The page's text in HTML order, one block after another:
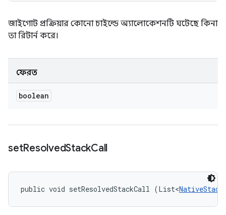
জাইগোট প্রক্রিয়ার কোনো চাইল্ডে অ্যালোকেশনটি ঘটেছে কিনা
তা রিটার্ন করে।
ফেরত
boolean
setResolvedStackCall
public void setResolvedStackCall (List<